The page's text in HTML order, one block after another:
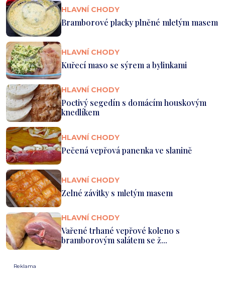
HLAVNÍ CHODY
Bramborové placky plněné mletým masem
HLAVNÍ CHODY
Kuřecí maso se sýrem a bylinkami
HLAVNÍ CHODY
Poctivý segedín s domácím houskovým
knedlíkem
HLAVNÍ CHODY
Pečená vepřová panenka ve slanině
HLAVNÍ CHODY
Zelné závitky s mletým masem
HLAVNÍ CHODY
Vařené trhané vepřové koleno s
bramborovým salátem se ž...
Reklama